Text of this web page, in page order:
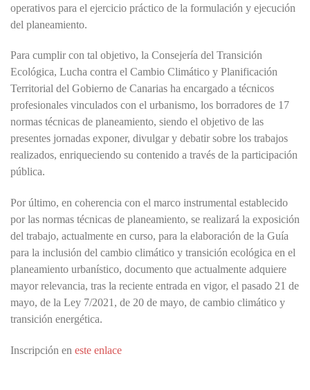
operativos para el ejercicio práctico de la formulación y ejecución
del planeamiento.
Para cumplir con tal objetivo, la Consejería del Transición
Ecológica, Lucha contra el Cambio Climático y Planificación
Territorial del Gobierno de Canarias ha encargado a técnicos
profesionales vinculados con el urbanismo, los borradores de 17
normas técnicas de planeamiento, siendo el objetivo de las
presentes jornadas exponer, divulgar y debatir sobre los trabajos
realizados, enriqueciendo su contenido a través de la participación
pública.
Por último, en coherencia con el marco instrumental establecido
por las normas técnicas de planeamiento, se realizará la exposición
del trabajo, actualmente en curso, para la elaboración de la Guía
para la inclusión del cambio climático y transición ecológica en el
planeamiento urbanístico, documento que actualmente adquiere
mayor relevancia, tras la reciente entrada en vigor, el pasado 21 de
mayo, de la Ley 7/2021, de 20 de mayo, de cambio climático y
transición energética.
Inscripción en este enlace